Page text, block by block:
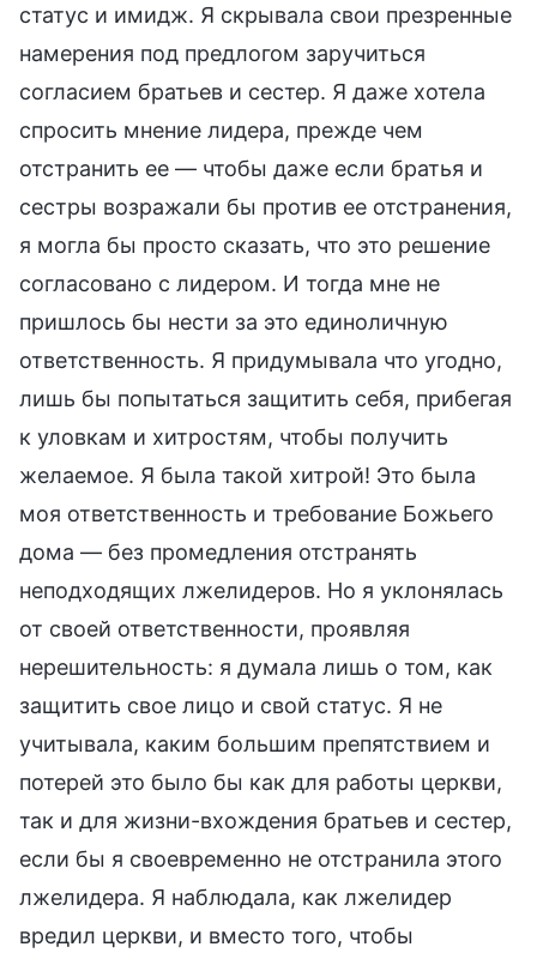
статус и имидж. Я скрывала свои презренные
намерения под предлогом заручиться
согласием братьев и сестер. Я даже хотела
спросить мнение лидера, прежде чем
отстранить ее — чтобы даже если братья и
сестры возражали бы против ее отстранения,
я могла бы просто сказать, что это решение
согласовано с лидером. И тогда мне не
пришлось бы нести за это единоличную
ответственность. Я придумывала что угодно,
лишь бы попытаться защитить себя, прибегая
к уловкам и хитростям, чтобы получить
желаемое. Я была такой хитрой! Это была
моя ответственность и требование Божьего
дома — без промедления отстранять
неподходящих лжелидеров. Но я уклонялась
от своей ответственности, проявляя
нерешительность: я думала лишь о том, как
защитить свое лицо и свой статус. Я не
учитывала, каким большим препятствием и
потерей это было бы как для работы церкви,
так и для жизни-вхождения братьев и сестер,
если бы я своевременно не отстранила этого
лжелидера. Я наблюдала, как лжелидер
вредил церкви, и вместо того, чтобы